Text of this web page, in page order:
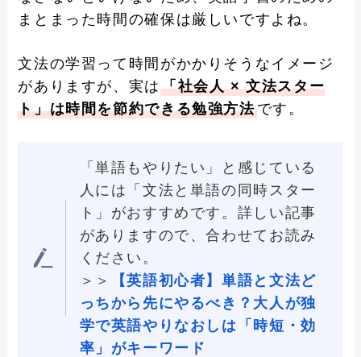
まとまった時間の確保は厳しいですよね。
文法の学習って時間がかかりそうなイメージ
がありますが、実は 「社会人 × 文法スター
ト」は時間を節約できる勉強方法です。
「単語もやりたい」と感じている
人には「文法と単語の同時スター
ト」がおすすめです。詳しい記事
がありますので、合わせてお読み
ください。
＞＞
【英語初心者】単語と文法ど
っちから先にやるべき？大人が独
学で英語やりなおしは「時短・効
率」がキーワード